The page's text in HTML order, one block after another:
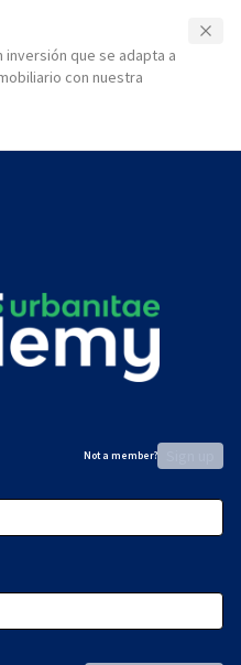
que se adapta a
con nuestra
Not a member?